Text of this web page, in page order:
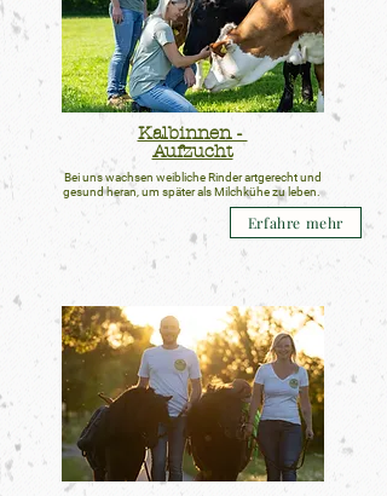
Kalbinnen -
Aufzucht
Bei uns wachsen weibliche Rinder artgerecht und
gesund heran, um später als Milchkühe zu leben.
Erfahre mehr